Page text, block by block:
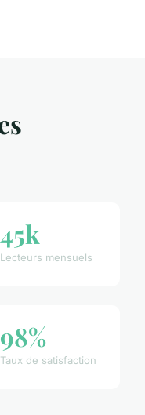
45k
Lecteurs mensuels
98%
Taux de satisfaction